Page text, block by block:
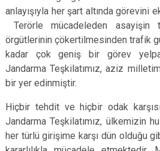
anlayışıyla her şart altında görevini
Terörle mücadeleden asayişin
örgütlerinin çökertilmesinden trafik
kadar çok geniş bir görev
Jandarma Teşkilatımız, aziz
bir yer edinmiştir.
Hiçbir tehdit ve hiçbir odak
Jandarma Teşkilatımız, ülkemizin
her türlü girişime karşı dün olduğu